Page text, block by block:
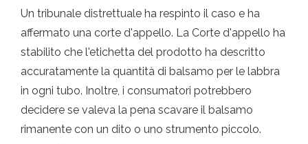
Un tribunale distrettuale ha respinto il caso e ha
affermato una corte d'appello. La Corte d'appello ha
stabilito che l'etichetta del prodotto ha descritto
accuratamente la quantità di balsamo per le labbra
in ogni tubo. Inoltre, i consumatori potrebbero
decidere se valeva la pena scavare il balsamo
rimanente con un dito o uno strumento piccolo.